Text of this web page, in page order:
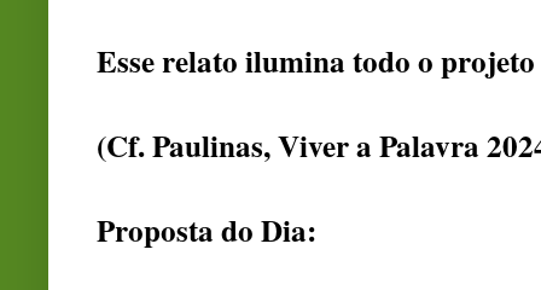
Esse relato ilumina todo o projeto
(Cf. Paulinas, Viver a Palavra
Proposta do Dia: